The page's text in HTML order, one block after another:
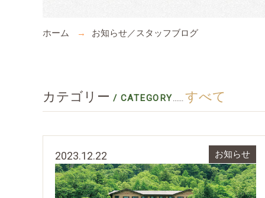
ホーム お知らせ／スタッフブログ
カテゴリー / CATEGORY...... すべて
2023.12.22 お知らせ